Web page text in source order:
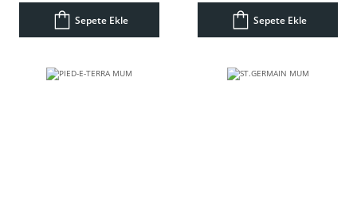
Sepete Ekle Sepete Ekle